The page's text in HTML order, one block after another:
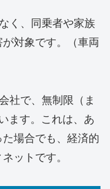
く、同乗者や家族
対象です。（車両
社で、無制限（ま
ます。これは、あ
場合でも、経済的
ットです。